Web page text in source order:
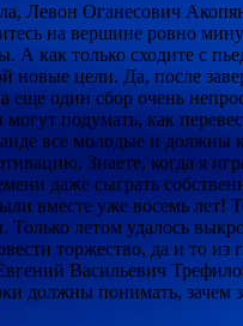
Левон Оганесович
на вершине ровно
А как только сходите с
новые цели. Да, после
еще один сбор очень
могут подумать, как
все молодые и должны
Знаете, когда я
даже сыграть
вместе уже восемь лет!
Только летом удалось
торжество, да и то из
Васильевич
должны понимать, зачем